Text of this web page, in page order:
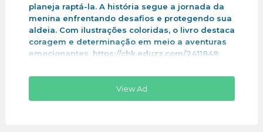
planeja raptá-la. A história segue a jornada da
menina enfrentando desafios e protegendo sua
aldeia. Com ilustrações coloridas, o livro destaca
coragem e determinação em meio a aventuras
emocionantes .https://chk.eduzz.com/2411848
View Ad